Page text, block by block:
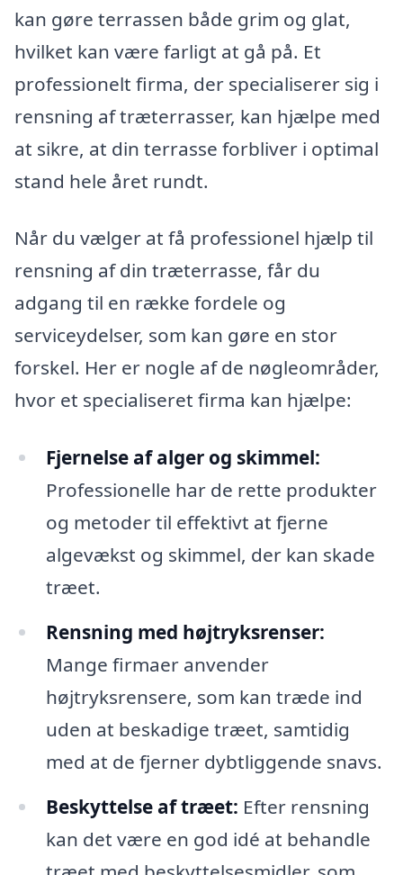
kan gøre terrassen både grim og glat,
hvilket kan være farligt at gå på. Et
professionelt firma, der specialiserer sig i
rensning af træterrasser, kan hjælpe med
at sikre, at din terrasse forbliver i optimal
stand hele året rundt.
Når du vælger at få professionel hjælp til
rensning af din træterrasse, får du
adgang til en række fordele og
serviceydelser, som kan gøre en stor
forskel. Her er nogle af de nøgleområder,
hvor et specialiseret firma kan hjælpe:
Fjernelse af alger og skimmel:
Professionelle har de rette produkter
og metoder til effektivt at fjerne
algevækst og skimmel, der kan skade
træet.
Rensning med højtryksrenser:
Mange firmaer anvender
højtryksrensere, som kan træde ind
uden at beskadige træet, samtidig
med at de fjerner dybtliggende snavs.
Beskyttelse af træet: Efter rensning
kan det være en god idé at behandle